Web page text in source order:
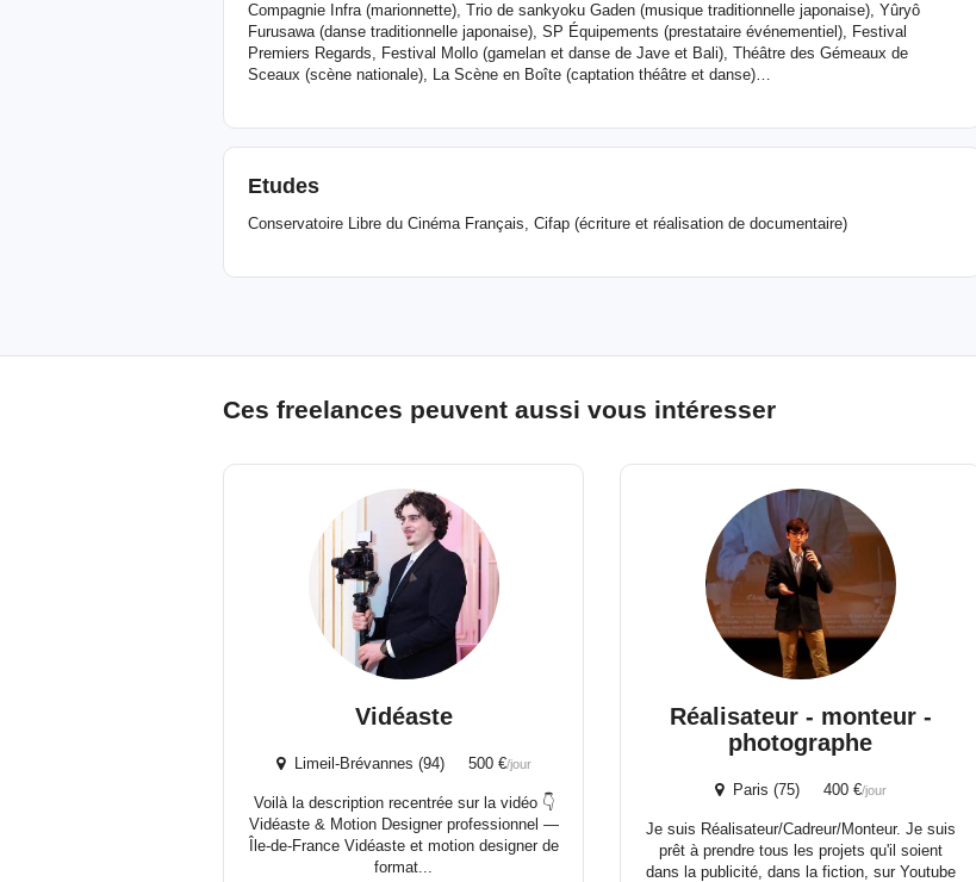
Compagnie Infra (marionnette), Trio de sankyoku Gaden (musique traditionnelle japonaise), Yûryô
Furusawa (danse traditionnelle japonaise), SP Équipements (prestataire événementiel), Festival
Premiers Regards, Festival Mollo (gamelan et danse de Jave et Bali), Théâtre des Gémeaux de
Sceaux (scène nationale), La Scène en Boîte (captation théâtre et danse)…
Etudes
Conservatoire Libre du Cinéma Français, Cifap (écriture et réalisation de documentaire)
Ces freelances peuvent aussi vous intéresser
Vidéaste
Limeil-Brévannes (94) 500 €/jour
Voilà la description recentrée sur la vidéo 👇
Vidéaste & Motion Designer professionnel —
Île-de-France Vidéaste et motion designer de
format...
Réalisateur - monteur -
photographe
Paris (75) 400 €/jour
Je suis Réalisateur/Cadreur/Monteur. Je suis
prêt à prendre tous les projets qu'il soient
dans la publicité, dans la fiction, sur Youtube